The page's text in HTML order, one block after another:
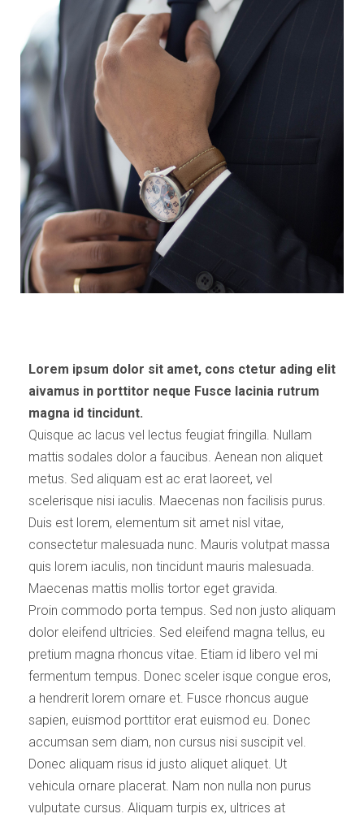
Lorem ipsum dolor sit amet, cons ctetur ading elit
aivamus in porttitor neque Fusce lacinia rutrum
magna id tincidunt.
Quisque ac lacus vel lectus feugiat fringilla. Nullam
mattis sodales dolor a faucibus. Aenean non aliquet
metus. Sed aliquam est ac erat laoreet, vel
scelerisque nisi iaculis. Maecenas non facilisis purus.
Duis est lorem, elementum sit amet nisl vitae,
consectetur malesuada nunc. Mauris volutpat massa
quis lorem iaculis, non tincidunt mauris malesuada.
Maecenas mattis mollis tortor eget gravida.
Proin commodo porta tempus. Sed non justo aliquam
dolor eleifend ultricies. Sed eleifend magna tellus, eu
pretium magna rhoncus vitae. Etiam id libero vel mi
fermentum tempus. Donec sceler isque congue eros,
a hendrerit lorem ornare et. Fusce rhoncus augue
sapien, euismod porttitor erat euismod eu. Donec
accumsan sem diam, non cursus nisi suscipit vel.
Donec aliquam risus id justo aliquet aliquet. Ut
vehicula ornare placerat. Nam non nulla non purus
vulputate cursus. Aliquam turpis ex, ultrices at